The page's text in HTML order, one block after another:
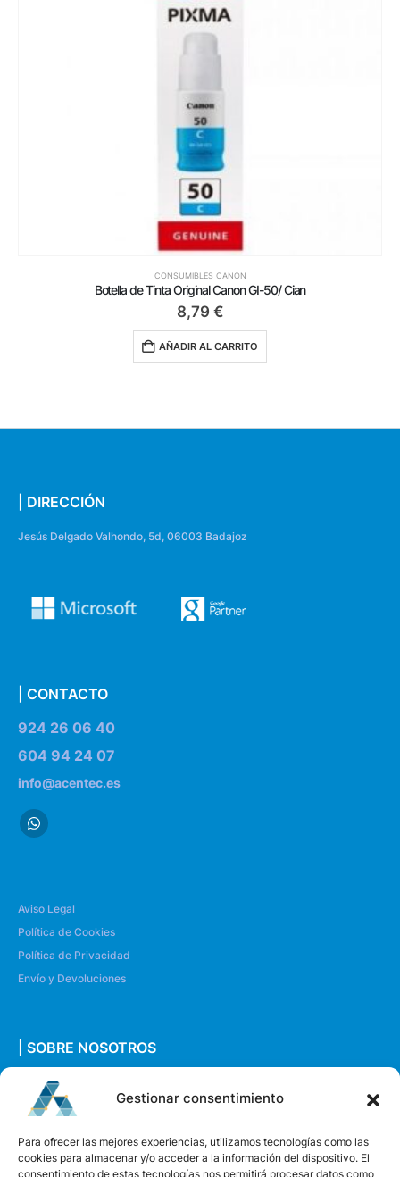
Gestionar consentimiento
Para ofrecer las mejores experiencias, utilizamos tecnologías como las
cookies para almacenar y/o acceder a la información del dispositivo. El
consentimiento de estas tecnologías nos permitirá procesar datos como
CONSUMIBLES CANON
Botella de Tinta Original Canon GI-50/ Cian
8,79 €
AÑADIR AL CARRITO
| DIRECCIÓN
Jesús Delgado Valhondo, 5d, 06003 Badajoz
| CONTACTO
924 26 06 40
604 94 24 07
info@acentec.es
Aviso Legal
Política de Cookies
Política de Privacidad
Envío y Devoluciones
| SOBRE NOSOTROS
Quiénes somos
Envíanos un mensaje